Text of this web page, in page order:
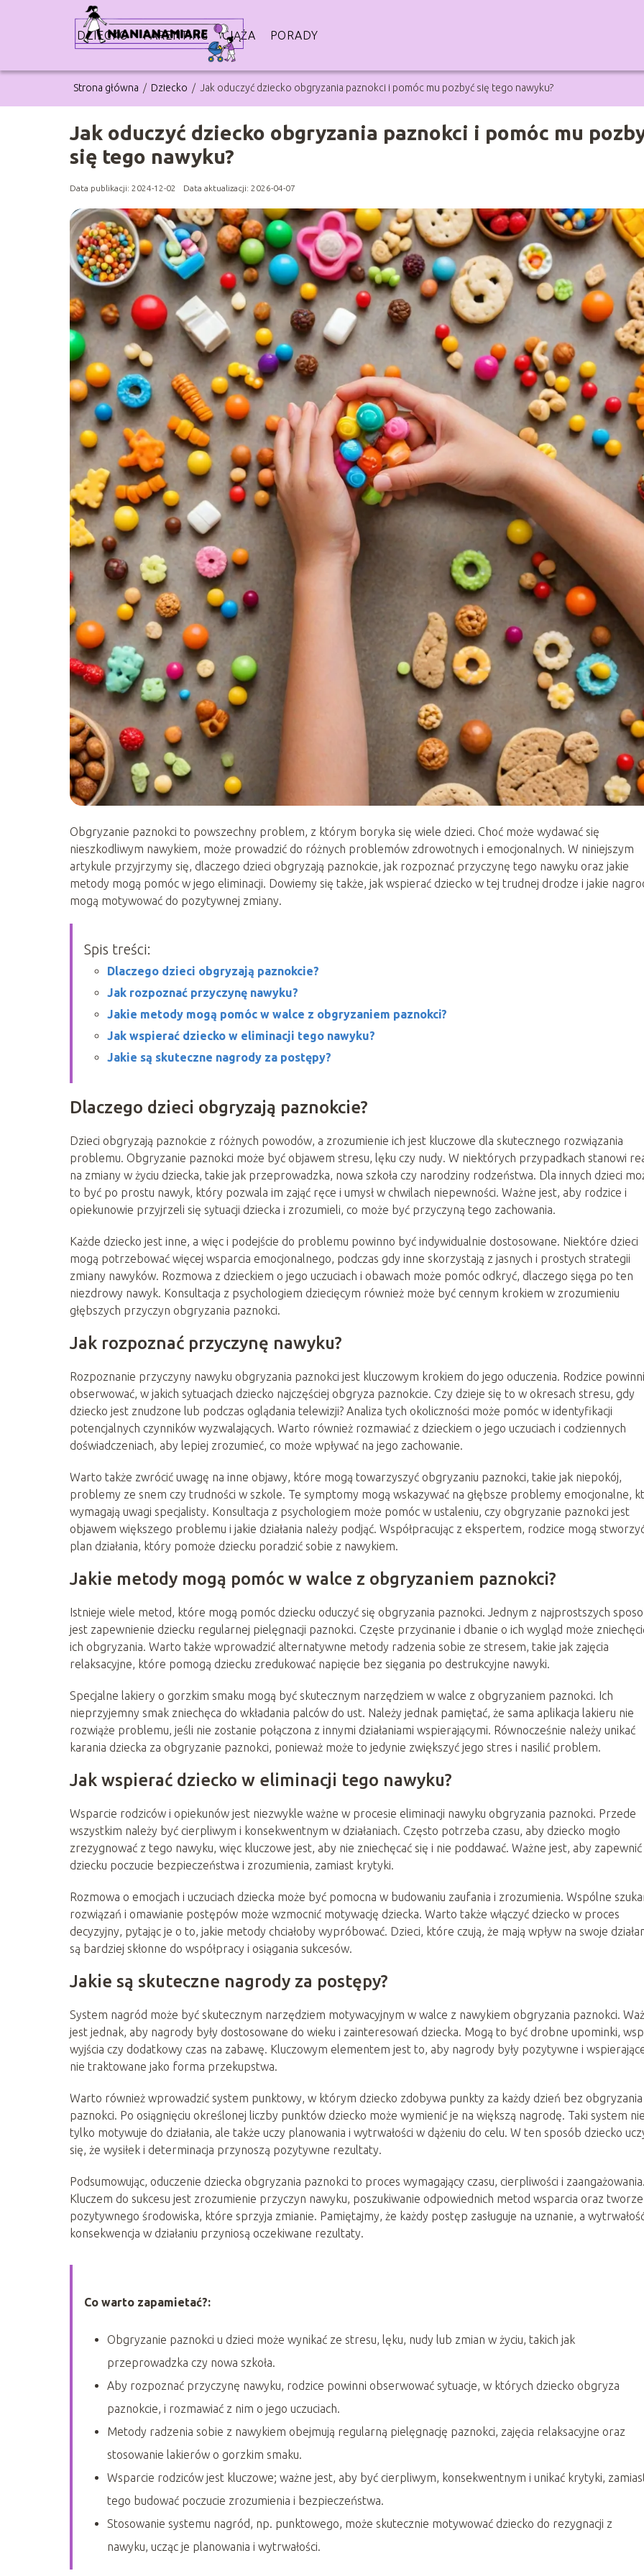
DZIECKO PARENTING CIĄŻA PORADY
Strona główna / Dziecko / Jak oduczyć dziecko obgryzania paznokci i pomóc mu pozbyć się tego nawyku?
Jak oduczyć dziecko obgryzania paznokci i pomóc mu
się tego nawyku?
Data publikacji: 2024-12-02 Data aktualizacji: 2026-04-07
Obgryzanie paznokci to powszechny problem, z którym boryka się wiele dzieci. Choć może wydawać się
nieszkodliwym nawykiem, może prowadzić do różnych problemów zdrowotnych i emocjonalnych. W niniejszym
artykule przyjrzymy się, dlaczego dzieci obgryzają paznokcie, jak rozpoznać przyczynę tego nawyku oraz jakie
metody mogą pomóc w jego eliminacji. Dowiemy się także, jak wspierać dziecko w tej trudnej drodze i jakie
mogą motywować do pozytywnej zmiany.
Spis treści:
Dlaczego dzieci obgryzają paznokcie?
Jak rozpoznać przyczynę nawyku?
Jakie metody mogą pomóc w walce z obgryzaniem paznokci?
Jak wspierać dziecko w eliminacji tego nawyku?
Jakie są skuteczne nagrody za postępy?
Dlaczego dzieci obgryzają paznokcie?
Dzieci obgryzają paznokcie z różnych powodów, a zrozumienie ich jest kluczowe dla skutecznego rozwiązania
problemu. Obgryzanie paznokci może być objawem stresu, lęku czy nudy. W niektórych przypadkach stanowi
na zmiany w życiu dziecka, takie jak przeprowadzka, nowa szkoła czy narodziny rodzeństwa. Dla innych dzieci
to być po prostu nawyk, który pozwala im zająć ręce i umysł w chwilach niepewności. Ważne jest, aby rodzice i
opiekunowie przyjrzeli się sytuacji dziecka i zrozumieli, co może być przyczyną tego zachowania.
Każde dziecko jest inne, a więc i podejście do problemu powinno być indywidualnie dostosowane. Niektóre dzieci
mogą potrzebować więcej wsparcia emocjonalnego, podczas gdy inne skorzystają z jasnych i prostych strategii
zmiany nawyków. Rozmowa z dzieckiem o jego uczuciach i obawach może pomóc odkryć, dlaczego sięga po ten
niezdrowy nawyk. Konsultacja z psychologiem dziecięcym również może być cennym krokiem w zrozumieniu
głębszych przyczyn obgryzania paznokci.
Jak rozpoznać przyczynę nawyku?
Rozpoznanie przyczyny nawyku obgryzania paznokci jest kluczowym krokiem do jego oduczenia. Rodzice powinni
obserwować, w jakich sytuacjach dziecko najczęściej obgryza paznokcie. Czy dzieje się to w okresach stresu, gdy
dziecko jest znudzone lub podczas oglądania telewizji? Analiza tych okoliczności może pomóc w identyfikacji
potencjalnych czynników wyzwalających. Warto również rozmawiać z dzieckiem o jego uczuciach i codziennych
doświadczeniach, aby lepiej zrozumieć, co może wpływać na jego zachowanie.
Warto także zwrócić uwagę na inne objawy, które mogą towarzyszyć obgryzaniu paznokci, takie jak niepokój,
problemy ze snem czy trudności w szkole. Te symptomy mogą wskazywać na głębsze problemy emocjonalne,
wymagają uwagi specjalisty. Konsultacja z psychologiem może pomóc w ustaleniu, czy obgryzanie paznokci jest
objawem większego problemu i jakie działania należy podjąć. Współpracując z ekspertem, rodzice mogą
plan działania, który pomoże dziecku poradzić sobie z nawykiem.
Jakie metody mogą pomóc w walce z obgryzaniem paznokci?
Istnieje wiele metod, które mogą pomóc dziecku oduczyć się obgryzania paznokci. Jednym z najprostszych
jest zapewnienie dziecku regularnej pielęgnacji paznokci. Częste przycinanie i dbanie o ich wygląd może
ich obgryzania. Warto także wprowadzić alternatywne metody radzenia sobie ze stresem, takie jak zajęcia
relaksacyjne, które pomogą dziecku zredukować napięcie bez sięgania po destrukcyjne nawyki.
Specjalne lakiery o gorzkim smaku mogą być skutecznym narzędziem w walce z obgryzaniem paznokci. Ich
nieprzyjemny smak zniechęca do wkładania palców do ust. Należy jednak pamiętać, że sama aplikacja lakieru nie
rozwiąże problemu, jeśli nie zostanie połączona z innymi działaniami wspierającymi. Równocześnie należy unikać
karania dziecka za obgryzanie paznokci, ponieważ może to jedynie zwiększyć jego stres i nasilić problem.
Jak wspierać dziecko w eliminacji tego nawyku?
Wsparcie rodziców i opiekunów jest niezwykle ważne w procesie eliminacji nawyku obgryzania paznokci. Przede
wszystkim należy być cierpliwym i konsekwentnym w działaniach. Często potrzeba czasu, aby dziecko mogło
zrezygnować z tego nawyku, więc kluczowe jest, aby nie zniechęcać się i nie poddawać. Ważne jest, aby zapewnić
dziecku poczucie bezpieczeństwa i zrozumienia, zamiast krytyki.
Rozmowa o emocjach i uczuciach dziecka może być pomocna w budowaniu zaufania i zrozumienia. Wspólne
rozwiązań i omawianie postępów może wzmocnić motywację dziecka. Warto także włączyć dziecko w proces
decyzyjny, pytając je o to, jakie metody chciałoby wypróbować. Dzieci, które czują, że mają wpływ na swoje
są bardziej skłonne do współpracy i osiągania sukcesów.
Jakie są skuteczne nagrody za postępy?
System nagród może być skutecznym narzędziem motywacyjnym w walce z nawykiem obgryzania paznokci.
jest jednak, aby nagrody były dostosowane do wieku i zainteresowań dziecka. Mogą to być drobne upominki,
wyjścia czy dodatkowy czas na zabawę. Kluczowym elementem jest to, aby nagrody były pozytywne i
nie traktowane jako forma przekupstwa.
Warto również wprowadzić system punktowy, w którym dziecko zdobywa punkty za każdy dzień bez obgryzania
paznokci. Po osiągnięciu określonej liczby punktów dziecko może wymienić je na większą nagrodę. Taki system nie
tylko motywuje do działania, ale także uczy planowania i wytrwałości w dążeniu do celu. W ten sposób dziecko
się, że wysiłek i determinacja przynoszą pozytywne rezultaty.
Podsumowując, oduczenie dziecka obgryzania paznokci to proces wymagający czasu, cierpliwości i zaangażowania.
Kluczem do sukcesu jest zrozumienie przyczyn nawyku, poszukiwanie odpowiednich metod wsparcia oraz
pozytywnego środowiska, które sprzyja zmianie. Pamiętajmy, że każdy postęp zasługuje na uznanie, a
konsekwencja w działaniu przyniosą oczekiwane rezultaty.
Co warto zapamietać?:
Obgryzanie paznokci u dzieci może wynikać ze stresu, lęku, nudy lub zmian w życiu, takich jak
przeprowadzka czy nowa szkoła.
Aby rozpoznać przyczynę nawyku, rodzice powinni obserwować sytuacje, w których dziecko obgryza
paznokcie, i rozmawiać z nim o jego uczuciach.
Metody radzenia sobie z nawykiem obejmują regularną pielęgnację paznokci, zajęcia relaksacyjne oraz
stosowanie lakierów o gorzkim smaku.
Wsparcie rodziców jest kluczowe; ważne jest, aby być cierpliwym, konsekwentnym i unikać krytyki,
tego budować poczucie zrozumienia i bezpieczeństwa.
Stosowanie systemu nagród, np. punktowego, może skutecznie motywować dziecko do rezygnacji z
nawyku, ucząc je planowania i wytrwałości.